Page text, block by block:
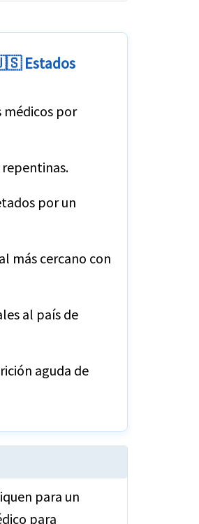
Estados
por
por un
más cercano con
al país de
aguda de
para un
para